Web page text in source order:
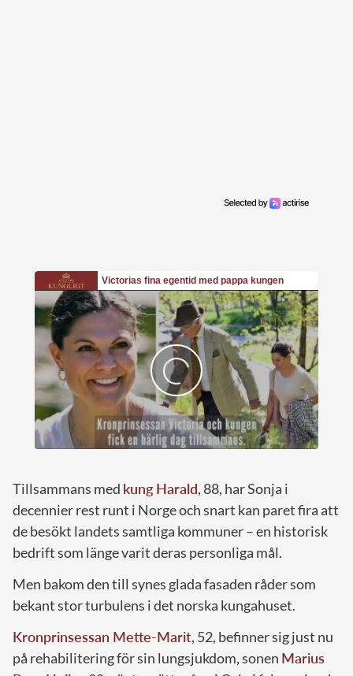
Tillsammans med kung Harald, 88, har Sonja i
decennier rest runt i Norge och snart kan paret fira att
de besökt landets samtliga kommuner – en historisk
bedrift som länge varit deras personliga mål.
Men bakom den till synes glada fasaden råder som
bekant stor turbulens i det norska kungahuset.
Kronprinsessan Mette-Marit, 52, befinner sig just nu
på rehabilitering för sin lungsjukdom, sonen Marius